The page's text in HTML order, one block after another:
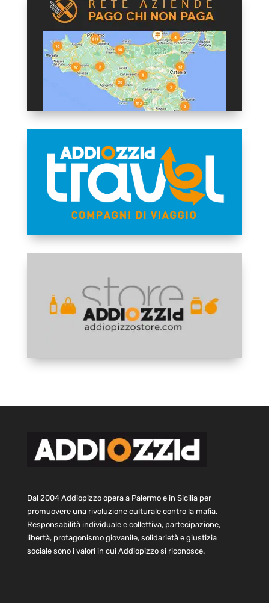
Dal 2004 Addiopizzo opera a Palermo e in Sicilia per
promuovere una rivoluzione culturale contro la mafia.
Responsabilità individuale e collettiva, partecipazione,
libertà, protagonismo giovanile, solidarietà e giustizia
sociale sono i valori in cui Addiopizzo si riconosce.